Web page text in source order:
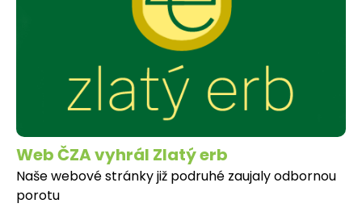
Web ČZA vyhrál Zlatý erb
Naše webové stránky již podruhé zaujaly odbornou
porotu